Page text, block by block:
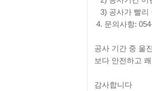
3) 공사가 빨리
4. 문의사항:
공사 기간 중 울
보다 안전하고
감사합니다